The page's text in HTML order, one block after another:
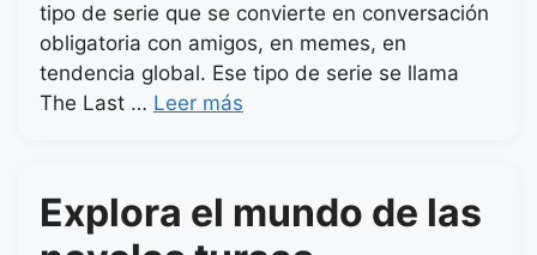
tipo de serie que se convierte en conversación
obligatoria con amigos, en memes, en
tendencia global. Ese tipo de serie se llama
The Last … Leer más
Explora el mundo de las